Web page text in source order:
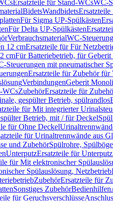
Ersatzteile für Stand-WCsWC-
BidetsWandbidets
Für Sigma UP-Spülkästen
Für Delta UP-Spülkästen
VerbrauchsmaterialWC-
12 cmErsatzteile für Für
cmFür Batteriebetrieb, für
Steuerungen mit pneumatischer
Ersatzteile für Zubehör für
VerbindungenGeberit
WCsZubehörErsatzteile für
gespülter Betrieb, spülrandlos
für Mit integrierter
Betrieb, mit / für Deckel
für Ohne Deckel
für Urinaltrennwände aus
und ZubehörSpülrohre,
UnterputzErsatzteile für Unterputz
für Mit elektronischer
Spülauslösung, Netzbetrieb
ZubehörErsatzteile für
Sonstiges ZubehörBedienhilfen
für Geruchsverschlüsse